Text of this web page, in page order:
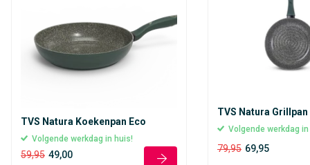
TVS Natura Koekenpan Eco
Volgende werkdag in huis!
59,95 49,00
TVS Natura Grillpan
Volgende werkdag
79,95 69,95